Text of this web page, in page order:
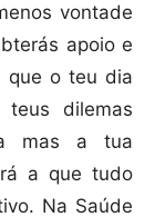
vontade
apoio e
que o teu dia
dilemas
mas a tua
a que tudo
Na Saúde